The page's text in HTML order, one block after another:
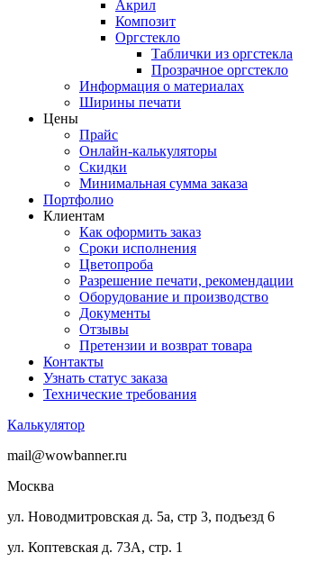
Акрил
Композит
Оргстекло
Таблички из оргстекла
Прозрачное оргстекло
Информация о материалах
Ширины печати
Цены
Прайс
Онлайн-калькуляторы
Скидки
Минимальная сумма заказа
Портфолио
Клиентам
Как оформить заказ
Сроки исполнения
Цветопроба
Разрешение печати, рекомендации
Оборудование и производство
Документы
Отзывы
Претензии и возврат товара
Контакты
Узнать статус заказа
Технические требования
Калькулятор
mail@wowbanner.ru
Москва
ул. Новодмитровская д. 5а, стр 3, подъезд 6
ул. Коптевская д. 73А, стр. 1